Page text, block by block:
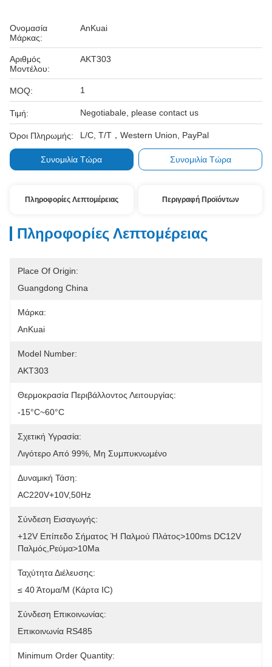
Ονομασία
Μάρκας:
AnKuai
Αριθμός
Μοντέλου:
AKT303
MOQ: 1
Τιμή: Negotiabale, please contact us
Όροι Πληρωμής: L/C, T/T，Western Union, PayPal
Συνομιλία Τώρα Συνομιλία Τώρα
Πληροφορίες Λεπτομέρειας Περιγραφή Προϊόντων
Πληροφορίες Λεπτομέρειας
Place Of Origin:
Guangdong China
Μάρκα:
AnKuai
Model Number:
AKT303
Θερμοκρασία Περιβάλλοντος Λειτουργίας:
-15°C~60°C
Σχετική Υγρασία:
Λιγότερο Από 99%, Μη Συμπυκνωμένο
Δυναμική Τάση:
AC220V+10V,50Hz
Σύνδεση Εισαγωγής:
+12V Επίπεδο Σήματος Ή Παλμού Πλάτος>100ms DC12V
Παλμός,ρεύμα>10Ma
Ταχύτητα Διέλευσης:
≤ 40 Άτομα/μ (Κάρτα IC)
Σύνδεση Επικοινωνίας:
Επικοινωνία RS485
Minimum Order Quantity: